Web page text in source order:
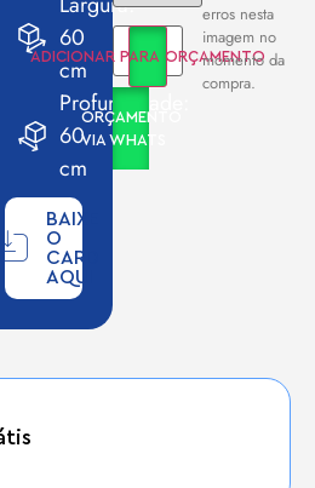
60
cm
Profundidade:
60
cm
BAIXE
O
CARD
AQUI
ADICIONAR PARA ORÇAMENTO
ORÇAMENTO
VIA WHATS
erros nesta
imagem no
momento da
compra.